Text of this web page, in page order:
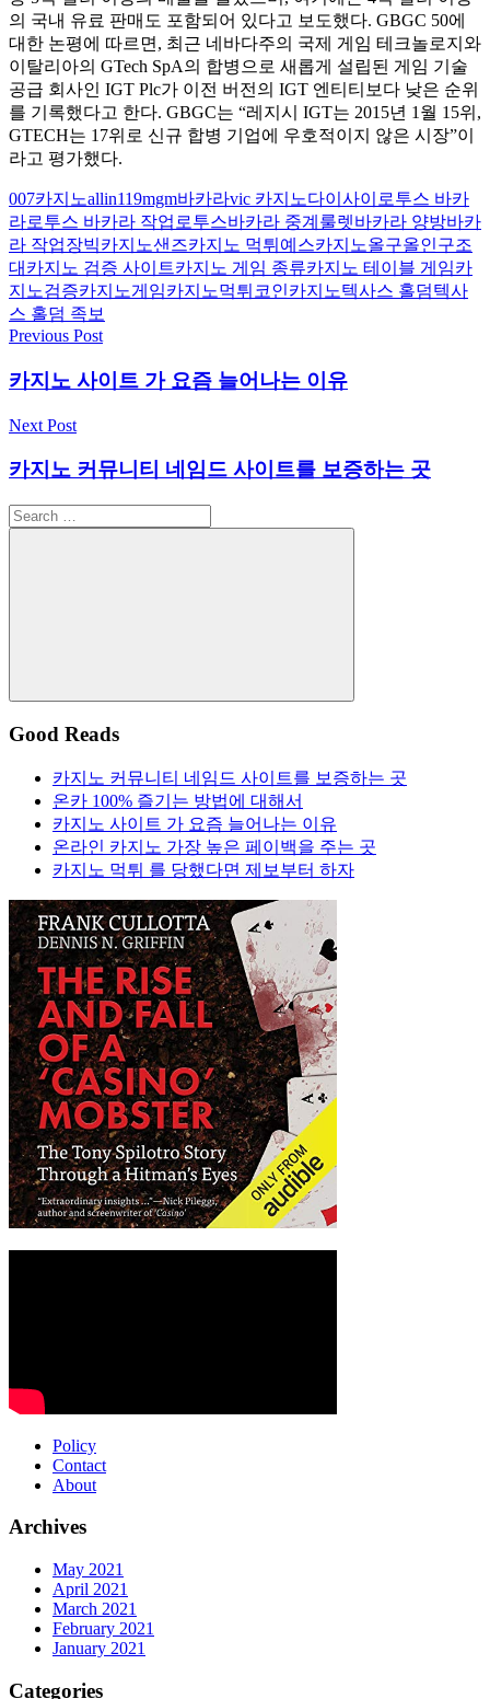
의 국내 유료 판매도 포함되어 있다고 보도했다. GBGC 50에
대한 논평에 따르면, 최근 네바다주의 국제 게임 테크놀로지와
이탈리아의 GTech SpA의 합병으로 새롭게 설립된 게임 기술
공급 회사인 IGT Plc가 이전 버전의 IGT 엔티티보다 낮은 순위
를 기록했다고 한다. GBGC는 “레지시 IGT는 2015년 1월 15위,
GTECH는 17위로 신규 합병 기업에 우호적이지 않은 시장”이
라고 평가했다.
Tags
007카지노allin119mgm바카라vic 카지노다이사이 로투스 바카
라로투스 바카라 작업 로투스바카라 중계 룰렛바카라 양방바카
라 작업장빅카지노샌즈카지노 먹튀 예스카지노올구올인구조
대 카지노 검증 사이트카지노 게임 종류카지노 테이블 게임카
지노검증카지노게임카지노먹튀 코인카지노텍사스 홀덤텍사
스 홀덤 족보
Post
navigation
Previous Post
카지노 사이트 가 요즘 늘어나는 이유
Next Post
카지노 커뮤니티 네임드 사이트를 보증하는 곳
Search
for:
Search
Good Reads
카지노 커뮤니티 네임드 사이트를 보증하는 곳
온카 100% 즐기는 방법에 대해서
카지노 사이트 가 요즘 늘어나는 이유
온라인 카지노 가장 높은 페이백을 주는 곳
카지노 먹튀 를 당했다면 제보부터 하자
Policy
Contact
About
Archives
May 2021
April 2021
March 2021
February 2021
January 2021
Categories